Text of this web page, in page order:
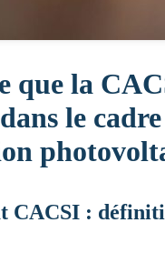
que la
le
CACSI :